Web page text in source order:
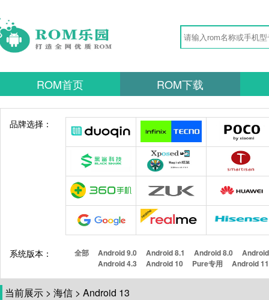
ROM首页 ROM下载
品牌选择：
系统版本： 全部 Android 9.0 Android 8.1 Android 8.0
Android 4.3
Android 10 Pure专用 Android 11
当前展示 > 海信 > Android 13